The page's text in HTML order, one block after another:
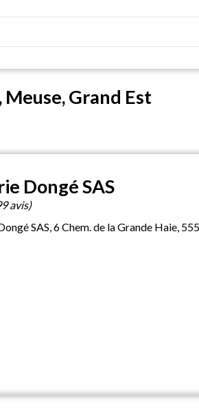
Grand Est
Dongé SAS
avis)
SAS, 6 Chem. de la Grande Haie,